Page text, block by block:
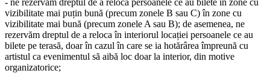
vizibilitate mai puțin bună (precum zonele B sau C) în zone cu
vizibilitate mai bună (precum zonele A sau B); de asemenea, ne
rezervăm dreptul de a reloca în interiorul locației persoanele ce au
bilete pe terasă, doar în cazul în care se ia hotărârea împreună cu
artistul ca evenimentul să aibă loc doar la interior, din motive
organizatorice;